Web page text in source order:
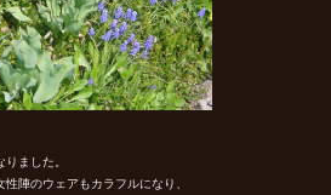
りました。
陣のウェアもカラフルになり、